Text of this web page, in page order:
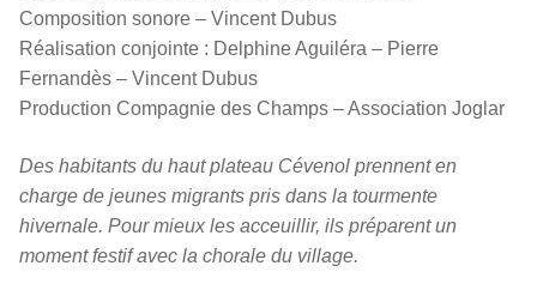
Composition sonore – Vincent Dubus
Réalisation conjointe : Delphine Aguiléra – Pierre
Fernandès – Vincent Dubus
Production Compagnie des Champs – Association Joglar
Des habitants du haut plateau Cévenol prennent en
charge de jeunes migrants pris dans la tourmente
hivernale. Pour mieux les acceuillir, ils préparent un
moment festif avec la chorale du village.